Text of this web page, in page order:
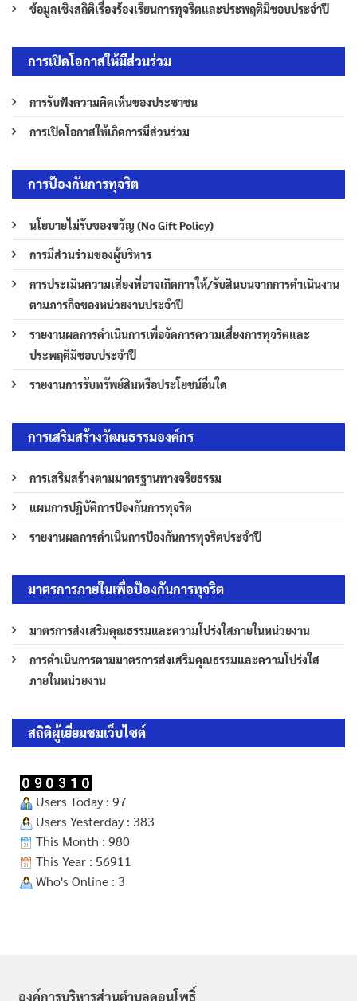
ข้อมูลเชิงสถิติเรื่องร้องเรียนการทุจริตและประพฤติมิชอบประจำปี
การเปิดโอกาสให้มีส่วนร่วม
การรับฟังความคิดเห็นของประชาชน
การเปิดโอกาสให้เกิดการมีส่วนร่วม
การป้องกันการทุจริต
นโยบายไม่รับของขวัญ (No Gift Policy)
การมีส่วนร่วมของผู้บริหาร
การประเมินความเสี่ยงที่อาจเกิดการให้/รับสินบนจากการดำเนินงาน
ตามภารกิจของหน่วยงานประจำปี
รายงานผลการดำเนินการเพื่อจัดการความเสี่ยงการทุจริตและ
ประพฤติมิชอบประจำปี
รายงานการรับทรัพย์สินหรือประโยชน์อื่นใด
การเสริมสร้างวัฒนธรรมองค์กร
การเสริมสร้างตามมาตรฐานทางจริยธรรม
แผนการปฏิบัติการป้องกันการทุจริต
รายงานผลการดำเนินการป้องกันการทุจริตประจำปี
มาตรการภายในเพื่อป้องกันการทุจริต
มาตรการส่งเสริมคุณธรรมและความโปร่งใสภายในหน่วยงาน
การดำเนินการตามมาตรการส่งเสริมคุณธรรมและความโปร่งใส
ภายในหน่วยงาน
สถิติผู้เยี่ยมชมเว็บไซต์
Users Today : 97
Users Yesterday : 383
This Month : 980
This Year : 56911
Who's Online : 3
องค์การบริหารส่วนตำบลดอนโพธิ์